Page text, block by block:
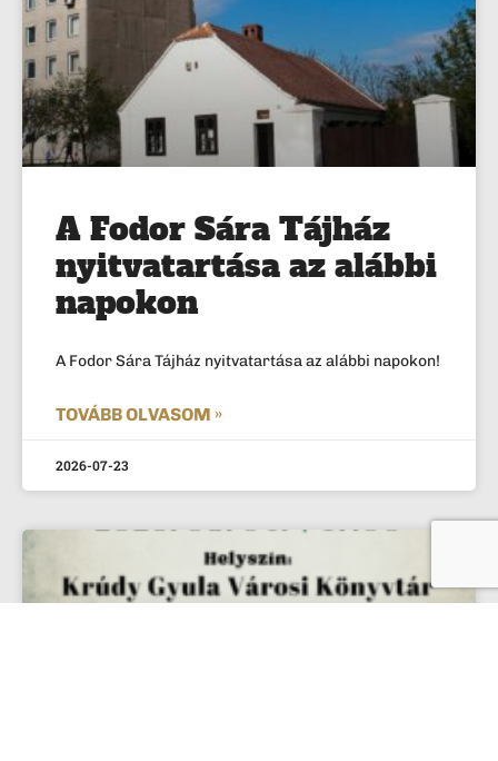
A Fodor Sára Tájház
nyitvatartása az alábbi
napokon
A Fodor Sára Tájház nyitvatartása az alábbi napokon!
TOVÁBB OLVASOM »
2026-07-23